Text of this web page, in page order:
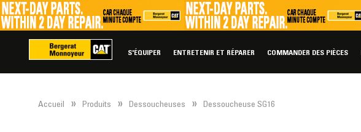
S'ÉQUIPER ENTRETENIR ET RÉPARER COMMANDER DES PIÈCES
Accueil » Produits » Dessoucheuses » Dessoucheuse SG16